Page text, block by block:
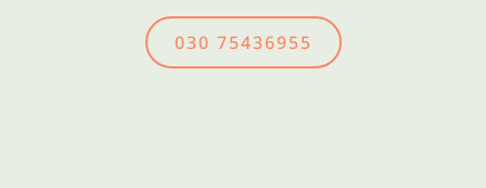
030 75436955